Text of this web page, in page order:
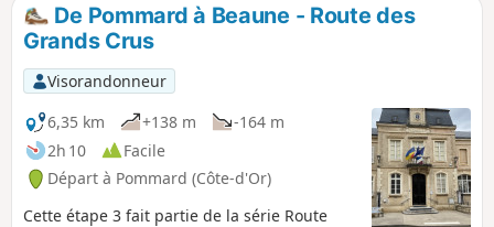
De Pommard à Beaune - Route des
Grands Crus
Visorandonneur
6,35 km
+138 m
-164 m
2h 10
Facile
Départ à Pommard (Côte-d'Or)
Cette étape 3 fait partie de la série Route